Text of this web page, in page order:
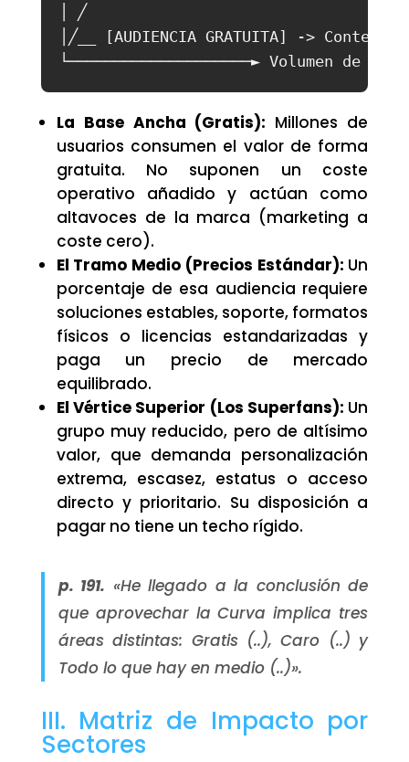
│ ╱
│╱__ [AUDIENCIA GRATUITA] ->
La Base Ancha (Gratis): Millones de
usuarios consumen el valor de forma
gratuita. No suponen un coste
operativo añadido y actúan como
altavoces de la marca (marketing a
coste cero).
El Tramo Medio (Precios Estándar): Un
porcentaje de esa audiencia requiere
soluciones estables, soporte, formatos
físicos o licencias estandarizadas y
paga un precio de mercado
equilibrado.
El Vértice Superior (Los Superfans): Un
grupo muy reducido, pero de altísimo
valor, que demanda personalización
extrema, escasez, estatus o acceso
directo y prioritario. Su disposición a
pagar no tiene un techo rígido.
p. 191. «He llegado a la conclusión de
que aprovechar la Curva implica tres
áreas distintas: Gratis (..), Caro (..) y
Todo lo que hay en medio (..)».
III. Matriz de Impacto por
Sectores